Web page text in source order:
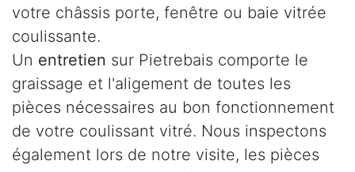
votre châssis porte, fenêtre ou baie vitrée
coulissante.
Un entretien sur Pietrebais comporte le
graissage et l'aligement de toutes les
pièces nécessaires au bon fonctionnement
de votre coulissant vitré. Nous inspectons
également lors de notre visite, les pièces